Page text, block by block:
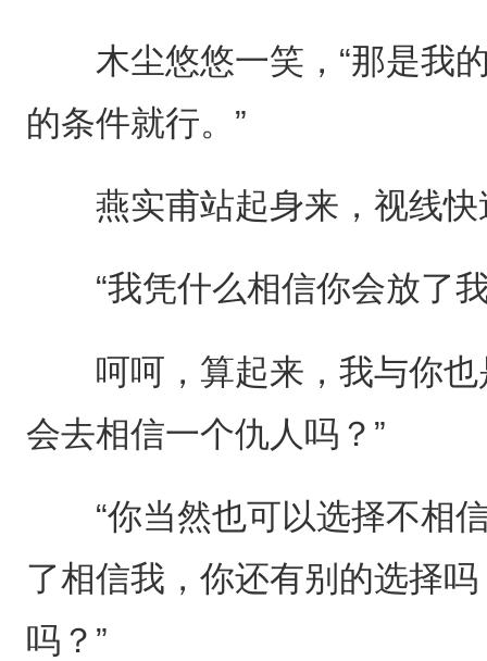
木尘悠悠一笑，“那是我的
的条件就行。”
燕实甫站起身来，视线快
“我凭什么相信你会放了
呵呵，算起来，我与你也
会去相信一个仇人吗？”
“你当然也可以选择不相信
了相信我，你还有别的选择
吗？”